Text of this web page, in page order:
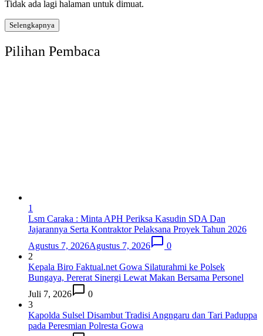
Tidak ada lagi halaman untuk dimuat.
Selengkapnya
Pilihan Pembaca
1
Lsm Caraka : Minta APH Periksa Kasudin SDA Dan
Jajarannya Serta Kontraktor Pelaksana Proyek Tahun 2026
Agustus 7, 2026Agustus 7, 2026
0
2
Kepala Biro Faktual.net Gowa Silaturahmi ke Polsek
Bungaya, Pererat Sinergi Lewat Makan Bersama Personel
Juli 7, 2026
0
3
Kapolda Sulsel Disambut Tradisi Angngaru dan Tari Paduppa
pada Peresmian Polresta Gowa